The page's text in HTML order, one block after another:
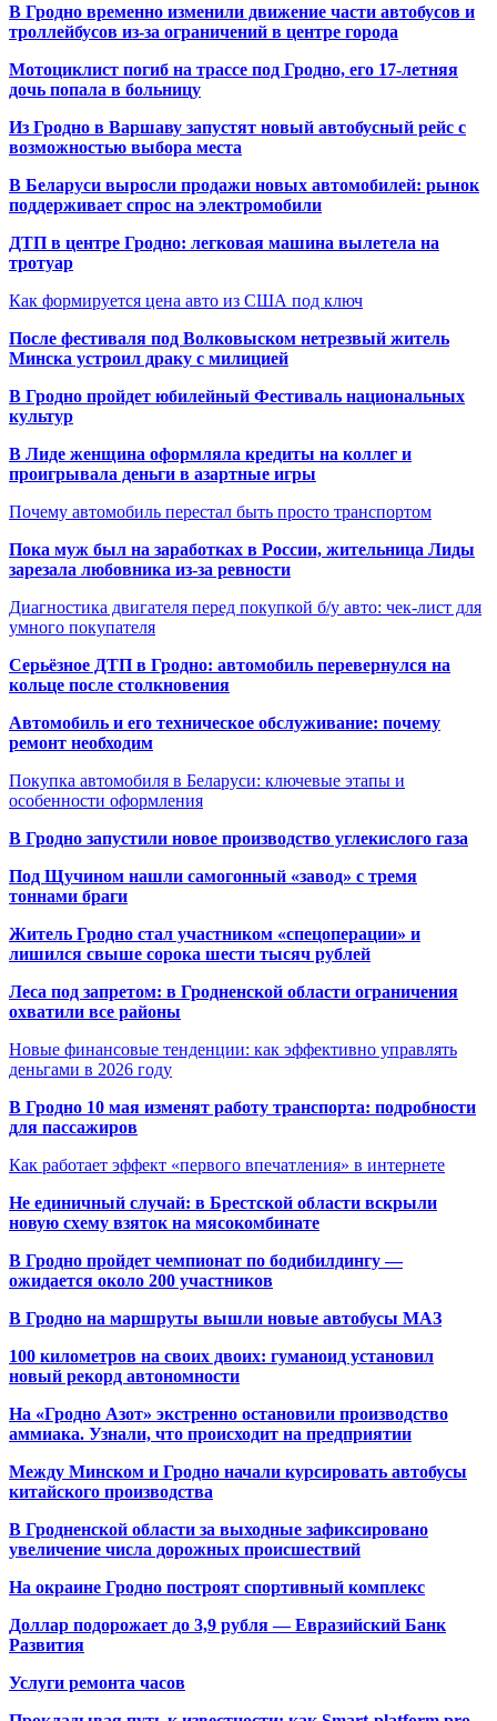
В Гродно временно изменили движение части автобусов и
троллейбусов из-за ограничений в центре города
Мотоциклист погиб на трассе под Гродно, его 17-летняя
дочь попала в больницу
Из Гродно в Варшаву запустят новый автобусный рейс с
возможностью выбора места
В Беларуси выросли продажи новых автомобилей: рынок
поддерживает спрос на электромобили
ДТП в центре Гродно: легковая машина вылетела на
тротуар
Как формируется цена авто из США под ключ
После фестиваля под Волковыском нетрезвый житель
Минска устроил драку с милицией
В Гродно пройдет юбилейный Фестиваль национальных
культур
В Лиде женщина оформляла кредиты на коллег и
проигрывала деньги в азартные игры
Почему автомобиль перестал быть просто транспортом
Пока муж был на заработках в России, жительница Лиды
зарезала любовника из-за ревности
Диагностика двигателя перед покупкой б/у авто: чек-лист для
умного покупателя
Серьёзное ДТП в Гродно: автомобиль перевернулся на
кольце после столкновения
Автомобиль и его техническое обслуживание: почему
ремонт необходим
Покупка автомобиля в Беларуси: ключевые этапы и
особенности оформления
В Гродно запустили новое производство углекислого газа
Под Щучином нашли самогонный «завод» с тремя
тоннами браги
Житель Гродно стал участником «спецоперации» и
лишился свыше сорока шести тысяч рублей
Леса под запретом: в Гродненской области ограничения
охватили все районы
Новые финансовые тенденции: как эффективно управлять
деньгами в 2026 году
В Гродно 10 мая изменят работу транспорта: подробности
для пассажиров
Как работает эффект «первого впечатления» в интернете
Не единичный случай: в Брестской области вскрыли
новую схему взяток на мясокомбинате
В Гродно пройдет чемпионат по бодибилдингу —
ожидается около 200 участников
В Гродно на маршруты вышли новые автобусы МАЗ
100 километров на своих двоих: гуманоид установил
новый рекорд автономности
На «Гродно Азот» экстренно остановили производство
аммиака. Узнали, что происходит на предприятии
Между Минском и Гродно начали курсировать автобусы
китайского производства
В Гродненской области за выходные зафиксировано
увеличение числа дорожных происшествий
На окраине Гродно построят спортивный комплекс
Доллар подорожает до 3,9 рубля — Евразийский Банк
Развития
Услуги ремонта часов